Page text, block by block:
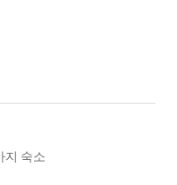
지 숙소